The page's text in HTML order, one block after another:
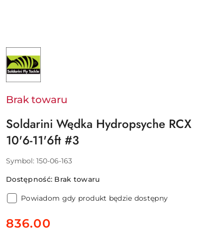
NAZWA
PRODUCENTA:
SOLDARINI
Brak towaru
Soldarini Wędka Hydropsyche RCX
10'6-11'6ft #3
Symbol: 150-06-163
Dostępność: Brak towaru
Powiadom gdy produkt będzie dostępny
cena:
836.00